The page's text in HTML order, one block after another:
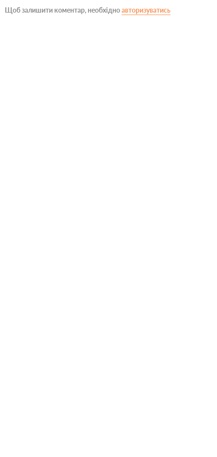
Щоб залишити коментар, необхідноавторизуватись